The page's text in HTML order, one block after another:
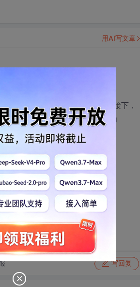
务器连接，准备重现创建个连接下，
没整出个明白活来，报错内容为
写回复
用AI写文章